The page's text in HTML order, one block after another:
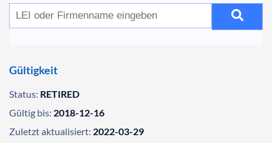
Gültigkeit
Status: RETIRED
Gültig bis: 2018-12-16
Zuletzt aktualisiert: 2022-03-29